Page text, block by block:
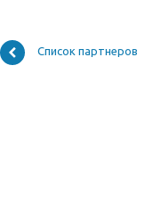
Список партнеров